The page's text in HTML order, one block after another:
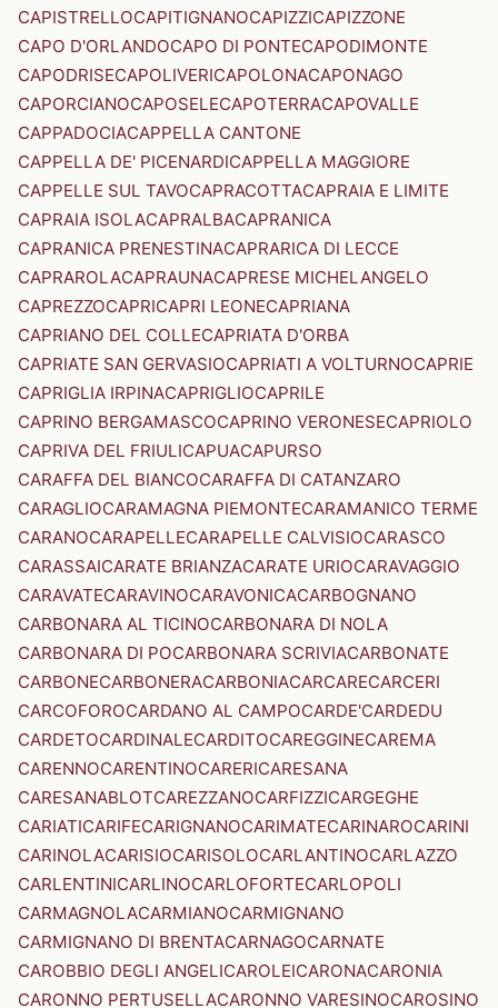
CAPISTRELLOCAPITIGNANOCAPIZZICAPIZZONE
CAPO D'ORLANDOCAPO DI PONTECAPODIMONTE
CAPODRISECAPOLIVERICAPOLONACAPONAGO
CAPORCIANOCAPOSELECAPOTERRACAPOVALLE
CAPPADOCIACAPPELLA CANTONE
CAPPELLA DE' PICENARDICAPPELLA MAGGIORE
CAPPELLE SUL TAVOCAPRACOTTACAPRAIA E LIMITE
CAPRAIA ISOLACAPRALBACAPRANICA
CAPRANICA PRENESTINACAPRARICA DI LECCE
CAPRAROLACAPRAUNACAPRESE MICHELANGELO
CAPREZZOCAPRICAPRI LEONECAPRIANA
CAPRIANO DEL COLLECAPRIATA D'ORBA
CAPRIATE SAN GERVASIOCAPRIATI A VOLTURNOCAPRIE
CAPRIGLIA IRPINACAPRIGLIOCAPRILE
CAPRINO BERGAMASCOCAPRINO VERONESECAPRIOLO
CAPRIVA DEL FRIULICAPUACAPURSO
CARAFFA DEL BIANCOCARAFFA DI CATANZARO
CARAGLIOCARAMAGNA PIEMONTECARAMANICO TERME
CARANOCARAPELLECARAPELLE CALVISIOCARASCO
CARASSAICARATE BRIANZACARATE URIOCARAVAGGIO
CARAVATECARAVINOCARAVONICACARBOGNANO
CARBONARA AL TICINOCARBONARA DI NOLA
CARBONARA DI POCARBONARA SCRIVIACARBONATE
CARBONECARBONERACARBONIACARCARECARCERI
CARCOFOROCARDANO AL CAMPOCARDE'CARDEDU
CARDETOCARDINALECARDITOCAREGGINECAREMA
CARENNOCARENTINOCARERICARESANA
CARESANABLOTCAREZZANOCARFIZZICARGEGHE
CARIATICARIFECARIGNANOCARIMATECARINAROCARINI
CARINOLACARISIOCARISOLOCARLANTINOCARLAZZO
CARLENTINICARLINOCARLOFORTECARLOPOLI
CARMAGNOLACARMIANOCARMIGNANO
CARMIGNANO DI BRENTACARNAGOCARNATE
CAROBBIO DEGLI ANGELICAROLEICARONACARONIA
CARONNO PERTUSELLACARONNO VARESINOCAROSINO